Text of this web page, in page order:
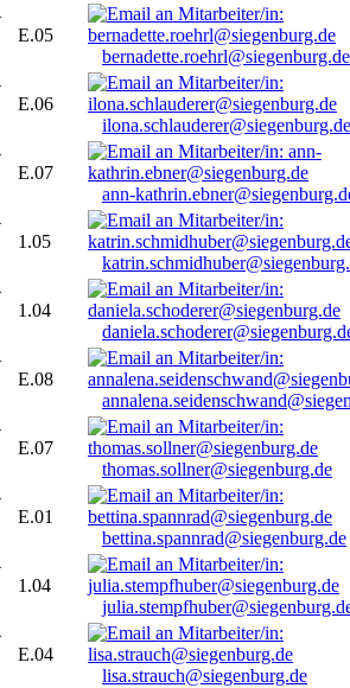
E.05
bernadette.roehrl@siegenburg.de
E.06
ilona.schlauderer@siegenburg.de
E.07
ann-
1.05
1.04
E.08
E.07
thomas.sollner@siegenburg.de
E.01
bettina.spannrad@siegenburg.de
1.04
E.04
lisa.strauch@siegenburg.de